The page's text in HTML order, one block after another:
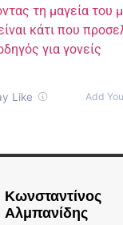
τη μαγεία του
κάτι που
για γονείς
Κωνσταντίνος
Αλμπανίδης